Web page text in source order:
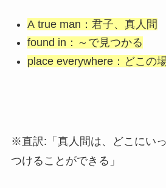
A true man：君子、真人間
found in：～で見つかる
place everywhere：どこの
※直訳:「真人間は、どこにい
つけることができる」